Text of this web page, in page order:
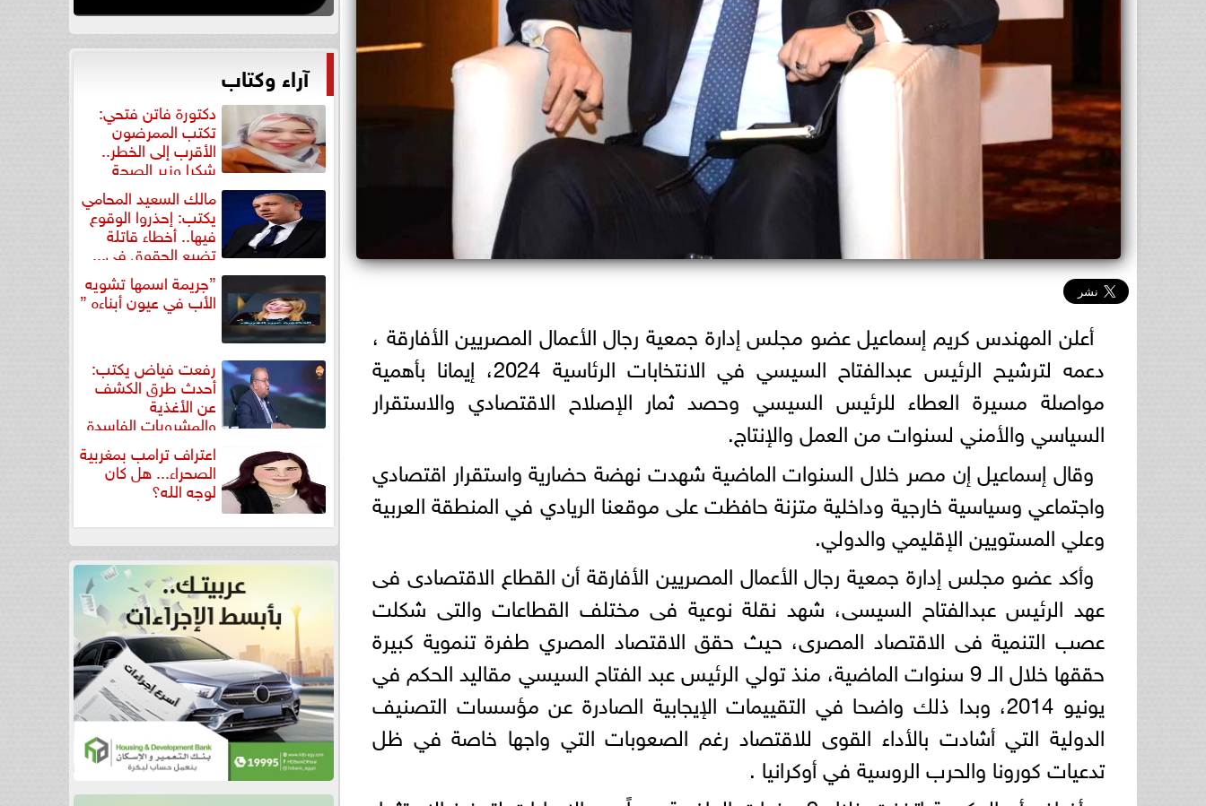
أعلن المهندس كريم إسماعيل عضو مجلس إدارة جمعية رجال الأعمال المصريين الأفارقة ،
دعمه لترشيح الرئيس عبدالفتاح السيسي في الانتخابات الرئاسية 2024، إيمانا بأهمية
مواصلة مسيرة العطاء للرئيس السيسي وحصد ثمار الإصلاح الاقتصادي والاستقرار
السياسي والأمني لسنوات من العمل والإنتاج.
وقال إسماعيل إن مصر خلال السنوات الماضية شهدت نهضة حضارية واستقرار اقتصادي
واجتماعي وسياسية خارجية وداخلية متزنة حافظت على موقعنا الريادي في المنطقة العربية
وعلي المستويين الإقليمي والدولي.
وأكد عضو مجلس إدارة جمعية رجال الأعمال المصريين الأفارقة أن القطاع الاقتصادى فى
عهد الرئيس عبدالفتاح السيسى، شهد نقلة نوعية فى مختلف القطاعات والتى شكلت
عصب التنمية فى الاقتصاد المصرى، حيث حقق الاقتصاد المصري طفرة تنموية كبيرة
حققها خلال الـ 9 سنوات الماضية، منذ تولي الرئيس عبد الفتاح السيسي مقاليد الحكم في
يونيو 2014، وبدا ذلك واضحا في التقييمات الإيجابية الصادرة عن مؤسسات التصنيف
الدولية التي أشادت بالأداء القوى للاقتصاد رغم الصعوبات التي واجها خاصة في ظل
تدعيات كورونا والحرب الروسية في أوكرانيا .
آراء وكتاب
دكتورة فاتن فتحي:
تكتب الممرضون
الأقرب إلى الخطر..
شكرا وزير الصحة
لتكريم... مالك السعيد المحامي
يكتب: إحذروا الوقوع
فيها.. أخطاء قاتلة
تضيع الحقوق في...
”جريمة اسمها تشويه
الأب في عيون أبناءه ”
رفعت فياض يكتب:
أحدث طرق الكشف
عن الأغذية
والمشروبات الفاسدة
اعتراف ترامب بمغربية
الصحراء... هل كان
لوجه الله؟